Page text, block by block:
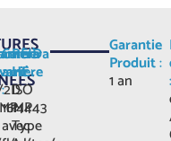
Caméra
arrière
:
16MP
avec
RFID
HF:
ISO
14443
Type
Garantie
Produit:
1 an :